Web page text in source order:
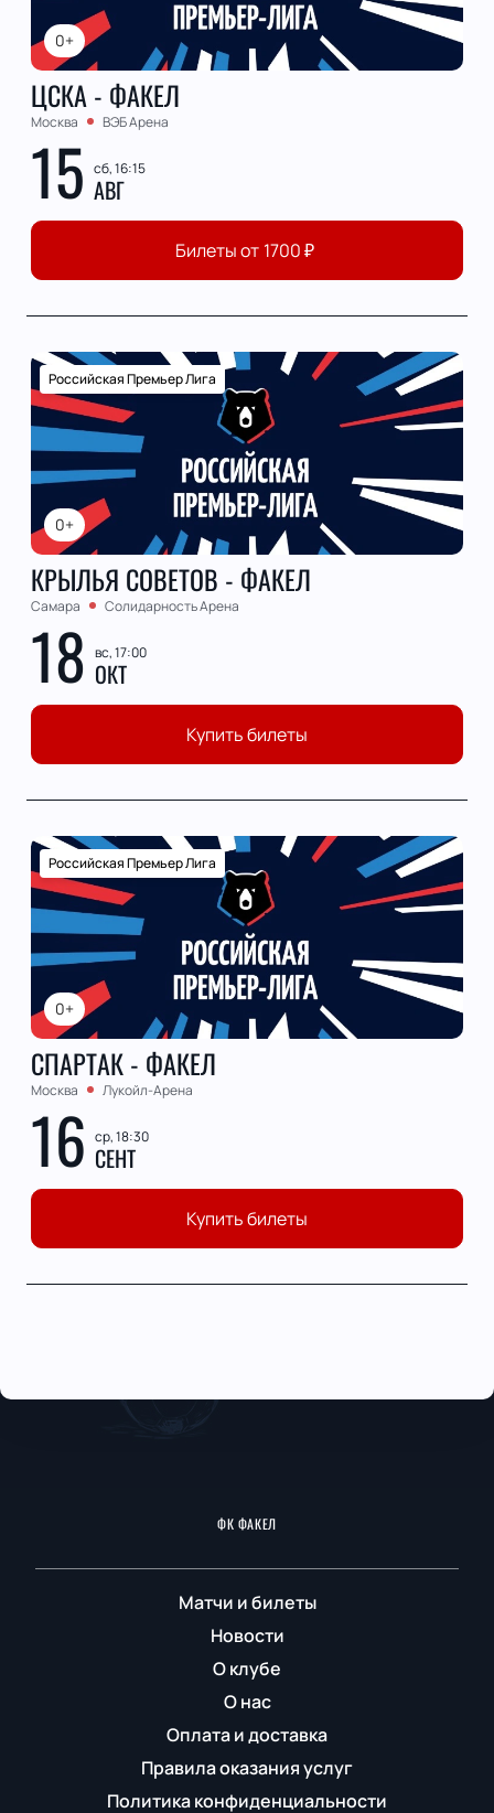
0+
ЦСКА - ФАКЕЛ
Москва ВЭБ Арена
15 сб, 16:15
АВГ
Билеты от 1700₽
0+
Российская Премьер Лига
КРЫЛЬЯ СОВЕТОВ - ФАКЕЛ
Самара Солидарность Арена
18 вс, 17:00
ОКТ
Купить билеты
0+
Российская Премьер Лига
СПАРТАК - ФАКЕЛ
Москва Лукойл-Арена
16 ср, 18:30
СЕНТ
Купить билеты
ФК ФАКЕЛ
Матчи и билеты
Новости
О клубе
О нас
Оплата и доставка
Правила оказания услуг
Политика конфиденциальности